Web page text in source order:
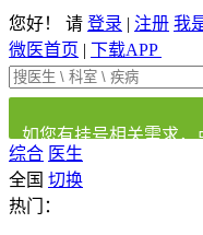
您好！ 请 登录 | 注册 我
微医首页 | 下载APP
如您有挂号相关需求
综合 医生
全国 切换
热门：